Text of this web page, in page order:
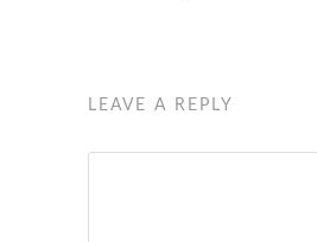
LEAVE A REPLY